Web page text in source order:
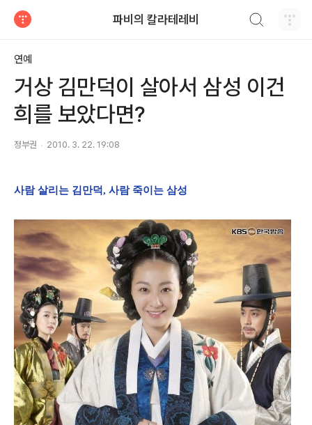
파비의 칼라테레비
연예
거상 김만덕이 살아서 삼성 이건
희를 보았다면?
정부권 2010. 3. 22. 19:08
사람 살리는 김만덕, 사람 죽이는 삼성